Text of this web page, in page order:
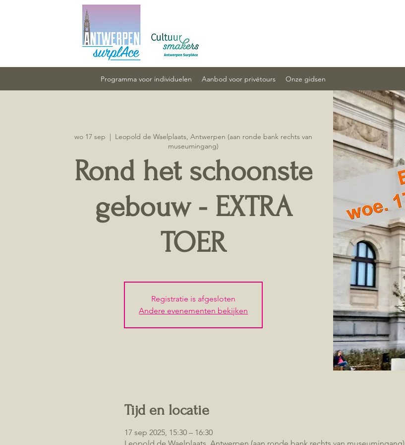
Programma voor individuelen Aanbod voor privétours Onze gidsen
wo 17 sep
  |
Leopold de Waelplaats, Antwerpen (aan ronde bank rechts van
museumingang)
Rond het schoonste
gebouw - EXTRA
TOER
Registratie is afgesloten
Andere evenementen bekijken
Tijd en locatie
17 sep 2025, 15:30 – 16:30
Leopold de Waelplaats, Antwerpen (aan ronde bank rechts van museumingang)